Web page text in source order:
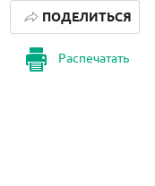
Распечатать
ПОДЕЛИТЬСЯ